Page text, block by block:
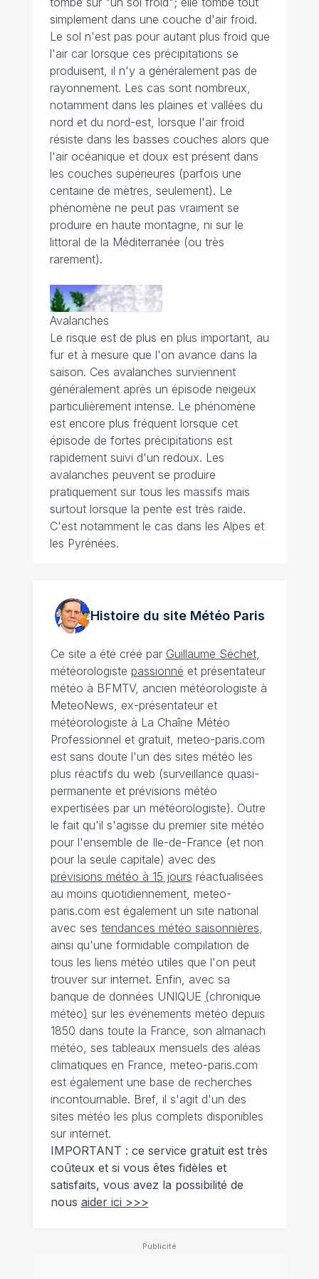
simplement dans une couche d'air froid.
Le sol n'est pas pour autant plus froid que
l'air car lorsque ces précipitations se
produisent, il n'y a généralement pas de
rayonnement. Les cas sont nombreux,
notamment dans les plaines et vallées du
nord et du nord-est, lorsque l'air froid
résiste dans les basses couches alors que
l'air océanique et doux est présent dans
les couches supérieures (parfois une
centaine de mètres, seulement). Le
phénomène ne peut pas vraiment se
produire en haute montagne, ni sur le
littoral de la Méditerranée (ou très
rarement).
Avalanches
Le risque est de plus en plus important, au
fur et à mesure que l'on avance dans la
saison. Ces avalanches surviennent
généralement après un épisode neigeux
particulièrement intense. Le phénomène
est encore plus fréquent lorsque cet
épisode de fortes précipitations est
rapidement suivi d'un redoux. Les
avalanches peuvent se produire
pratiquement sur tous les massifs mais
surtout lorsque la pente est très raide.
C'est notamment le cas dans les Alpes et
les Pyrénées.
Histoire du site MétéoParis
Ce site a été créé par Guillaume Séchet,
météorologiste passionné et présentateur
météo à BFMTV, ancien météorologiste à
MeteoNews, ex-présentateur et
météorologiste à La Chaîne Météo
Professionnel et gratuit, meteo-paris.com
est sans doute l'un des sites météo les
plus réactifs du web (surveillance quasi-
permanente et prévisions météo
expertisées par un météorologiste). Outre
le fait qu'il s'agisse du premier site météo
pour l'ensemble de Ile-de-France (et non
pour la seule capitale) avec des
prévisions météo à 15 jours réactualisées
au moins quotidiennement, meteo-
paris.com est également un site national
avec ses tendances météo saisonnières,
ainsi qu'une formidable compilation de
tous les liens météo utiles que l'on peut
trouver sur internet. Enfin, avec sa
banque de données UNIQUE (chronique
météo) sur les événements météo depuis
1850 dans toute la France, son almanach
météo, ses tableaux mensuels des aléas
climatiques en France, meteo-paris.com
est également une base de recherches
incontournable. Bref, il s'agit d'un des
sites météo les plus complets disponibles
sur internet.
IMPORTANT : ce service gratuit est très
coûteux et si vous êtes fidèles et
satisfaits, vous avez la possibilité de
nous aider ici >>>